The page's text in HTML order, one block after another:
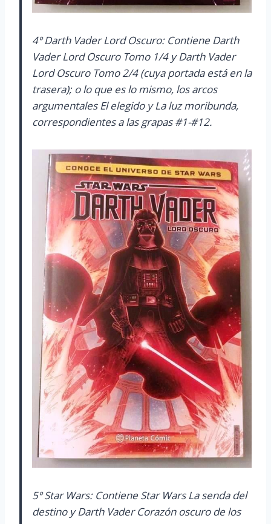
4º Darth Vader Lord Oscuro: Contiene Darth
Vader Lord Oscuro Tomo 1/4 y Darth Vader
Lord Oscuro Tomo 2/4 (cuya portada está en la
trasera); o lo que es lo mismo, los arcos
argumentales El elegido y La luz moribunda,
correspondientes a las grapas #1-#12.
5º Star Wars: Contiene Star Wars La senda del
destino y Darth Vader Corazón oscuro de los